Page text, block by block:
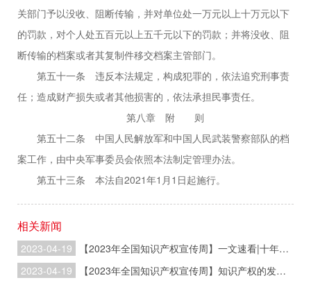
关部门予以没收、阻断传输，并对单位处一万元以上十万元以下
的罚款，对个人处五百元以上五千元以下的罚款；并将没收、阻
断传输的档案或者其复制件移交档案主管部门。
第五十一条 违反本法规定，构成犯罪的，依法追究刑事责
任；造成财产损失或者其他损害的，依法承担民事责任。
第八章 附 则
第五十二条 中国人民解放军和中国人民武装警察部队的档
案工作，由中央军事委员会依照本法制定管理办法。
第五十三条 本法自2021年1月1日起施行。
相关新闻
2023-04-19
【2023年全国知识产权宣传周】一文速看|十年知识产权事业发展成就与变革
2023-04-19
【2023年全国知识产权宣传周】知识产权的发展历史